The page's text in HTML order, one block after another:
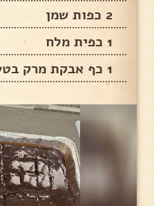
2 כפות שמן
1 כפית מלח
1 כף אבקת מרק בטעם עוף